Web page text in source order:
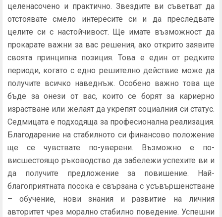
целенасочено и практично. Звездите ви съветват да
отстоявате смело интересите си и да преследвате
целите си с настойчивост. Ще имате възможност да
прокарате важни за вас решения, ако открито заявите
своята принципна позиция. Това е един от редките
периоди, когато с едно решително действие може да
получите всичко наведнъж. Особено важно това ще
бъде за онези от вас, които се борят за кариерно
израстване или желаят да укрепят социалния си статус.
Седмицата е подходяща за професионална реализация.
Благодарение на стабилното си финансово положение
ще се чувствате по-уверени. Възможно е по-
висшестоящо ръководство да забележи успехите ви и
да получите предложение за повишение. Най-
благоприятната посока е свързана с усъвършенстване
– обучение, нови знания и развитие на личния
авторитет чрез морално стабилно поведение. Успешни